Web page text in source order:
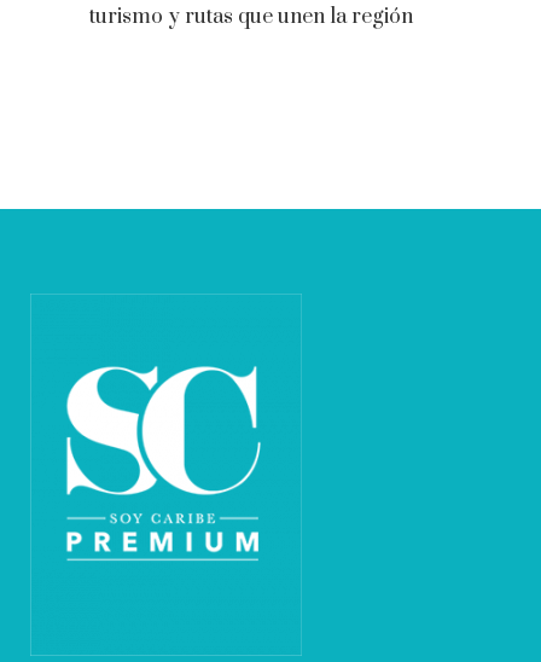
turismo y rutas que unen la región